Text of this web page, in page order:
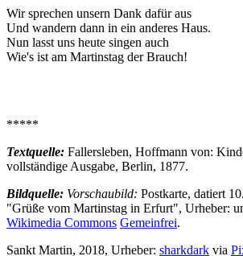
Wir sprechen unsern Dank dafür aus
Und wandern dann in ein anderes Haus.
Nun lasst uns heute singen auch
Wie's ist am Martinstag der Brauch!
*****
Textquelle: Fallersleben, Hoffmann von:
vollständige Ausgabe, Berlin, 1877.
Bildquelle: Vorschaubild: Postkarte, datiert
"Grüße vom Martinstag in Erfurt", Urheber:
Wikimedia Commons Gemeinfrei.
Sankt Martin, 2018, Urheber: sharkdark via